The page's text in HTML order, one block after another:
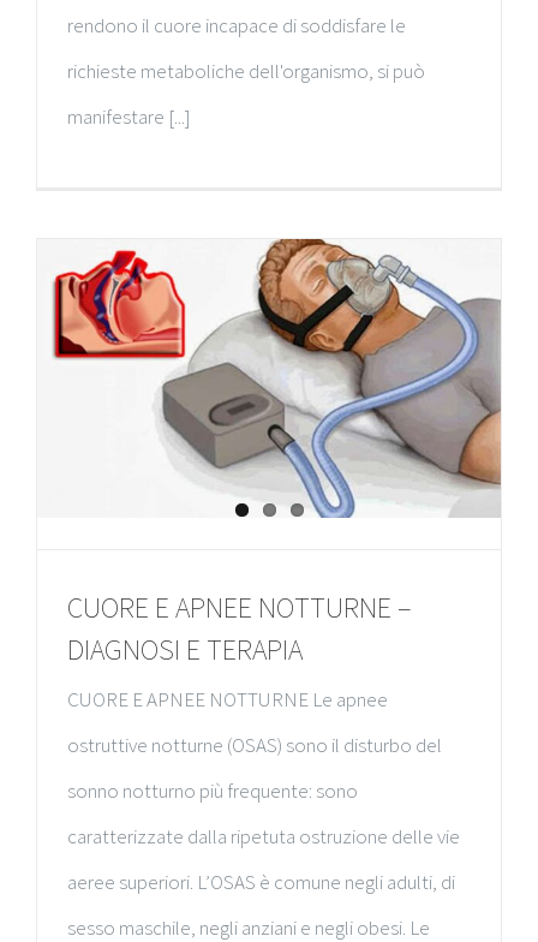
rendono il cuore incapace di soddisfare le
richieste metaboliche dell'organismo, si può
manifestare [...]
CUORE E APNEE NOTTURNE –
DIAGNOSI E TERAPIA
CUORE E APNEE NOTTURNE Le apnee
ostruttive notturne (OSAS) sono il disturbo del
sonno notturno più frequente: sono
caratterizzate dalla ripetuta ostruzione delle vie
aeree superiori. L’OSAS è comune negli adulti, di
sesso maschile, negli anziani e negli obesi. Le